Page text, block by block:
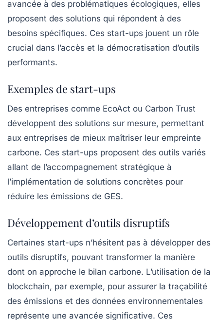
avancée à des problématiques écologiques, elles
proposent des solutions qui répondent à des
besoins spécifiques. Ces start-ups jouent un rôle
crucial dans l’accès et la démocratisation d’outils
performants.
Exemples de start-ups
Des entreprises comme EcoAct ou Carbon Trust
développent des solutions sur mesure, permettant
aux entreprises de mieux maîtriser leur empreinte
carbone. Ces start-ups proposent des outils variés
allant de l’accompagnement stratégique à
l’implémentation de solutions concrètes pour
réduire les émissions de GES.
Développement d’outils disruptifs
Certaines start-ups n’hésitent pas à développer des
outils disruptifs, pouvant transformer la manière
dont on approche le bilan carbone. L’utilisation de la
blockchain, par exemple, pour assurer la traçabilité
des émissions et des données environnementales
représente une avancée significative. Ces